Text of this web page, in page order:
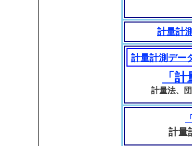
計量計
計量計測デー
「
計量法、
計量